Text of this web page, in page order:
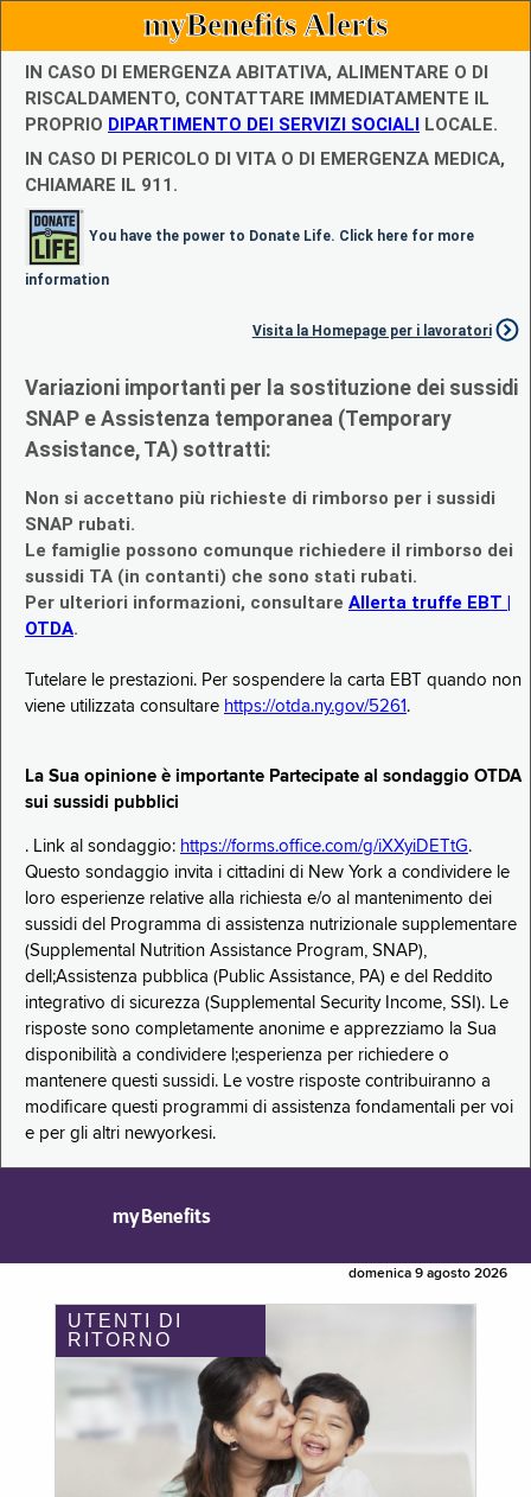
myBenefits Alerts
IN CASO DI EMERGENZA ABITATIVA, ALIMENTARE O DI
RISCALDAMENTO, CONTATTARE IMMEDIATAMENTE IL
PROPRIO DIPARTIMENTO DEI SERVIZI SOCIALI LOCALE.
IN CASO DI PERICOLO DI VITA O DI EMERGENZA MEDICA,
CHIAMARE IL 911.
You have the power to Donate Life. Click here for more
information
Visita la Homepage per i lavoratori
Variazioni importanti per la sostituzione dei sussidi
SNAP e Assistenza temporanea (Temporary
Assistance, TA) sottratti:
Non si accettano più richieste di rimborso per i sussidi
SNAP rubati.
Le famiglie possono comunque richiedere il rimborso dei
sussidi TA (in contanti) che sono stati rubati.
Per ulteriori informazioni, consultare Allerta truffe EBT |
OTDA.
Tutelare le prestazioni. Per sospendere la carta EBT quando non
viene utilizzata consultare https://otda.ny.gov/5261 .
La Sua opinione è importante Partecipate al sondaggio OTDA
sui sussidi pubblici
. Link al sondaggio: https://forms.office.com/g/iXXyiDETtG.
Questo sondaggio invita i cittadini di New York a condividere le
loro esperienze relative alla richiesta e/o al mantenimento dei
sussidi del Programma di assistenza nutrizionale supplementare
(Supplemental Nutrition Assistance Program, SNAP),
dell;Assistenza pubblica (Public Assistance, PA) e del Reddito
integrativo di sicurezza (Supplemental Security Income, SSI). Le
risposte sono completamente anonime e apprezziamo la Sua
disponibilità a condividere l;esperienza per richiedere o
mantenere questi sussidi. Le vostre risposte contribuiranno a
modificare questi programmi di assistenza fondamentali per voi
e per gli altri newyorkesi.
myBenefits
domenica 9 agosto 2026
UTENTI DI
RITORNO